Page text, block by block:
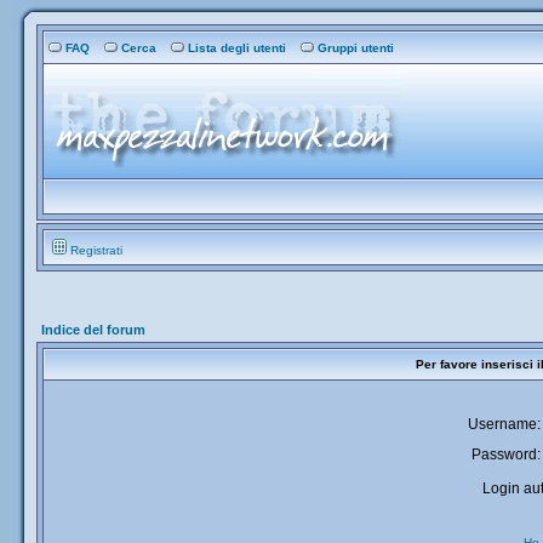
FAQ Cerca Lista degli utenti Gruppi utenti
Registrati
Indice del forum
Per favore inserisci
Username:
Password:
Login